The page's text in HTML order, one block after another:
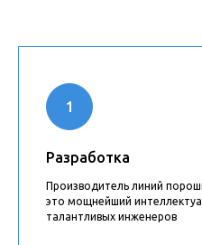
Разработка
Производитель линий
это мощнейший
талантливых инженеров